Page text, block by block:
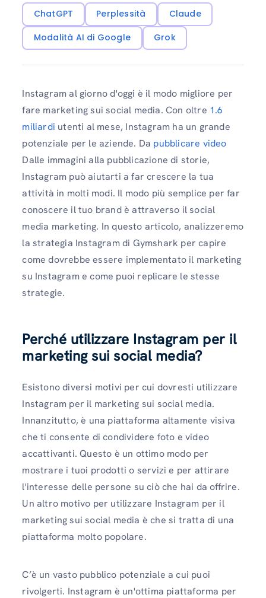
ChatGPT Perplessità
Claude
Modalità AI di Google
Grok
Instagram al giorno d'oggi è il modo migliore per
fare marketing sui social media. Con oltre 1.6
miliardi utenti al mese, Instagram ha un grande
potenziale per le aziende. Da pubblicare video
Dalle immagini alla pubblicazione di storie,
Instagram può aiutarti a far crescere la tua
attività in molti modi. Il modo più semplice per far
conoscere il tuo brand è attraverso il social
media marketing. In questo articolo, analizzeremo
la strategia Instagram di Gymshark per capire
come dovrebbe essere implementato il marketing
su Instagram e come puoi replicare le stesse
strategie.
Perché utilizzare Instagram per il
marketing sui social media?
Esistono diversi motivi per cui dovresti utilizzare
Instagram per il marketing sui social media.
Innanzitutto, è una piattaforma altamente visiva
che ti consente di condividere foto e video
accattivanti. Questo è un ottimo modo per
mostrare i tuoi prodotti o servizi e per attirare
l'interesse delle persone su ciò che hai da offrire.
Un altro motivo per utilizzare Instagram per il
marketing sui social media è che si tratta di una
piattaforma molto popolare.
C’è un vasto pubblico potenziale a cui puoi
rivolgerti. Instagram è un'ottima piattaforma per